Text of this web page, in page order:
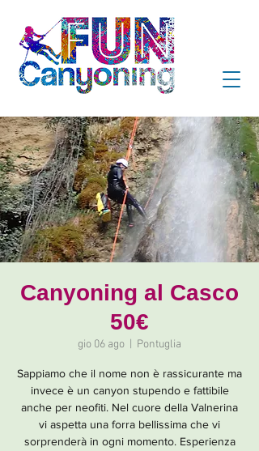
Canyoning al Casco
50€
gio 06 ago Pontuglia
Sappiamo che il nome non è rassicurante ma
invece è un canyon stupendo e fattibile
anche per neofiti. Nel cuore della Valnerina
vi aspetta una forra bellissima che vi
sorprenderà in ogni momento. Esperienza